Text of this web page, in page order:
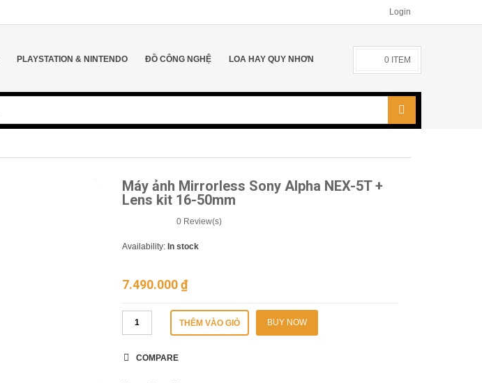
Login
PLAYSTATION & NINTENDO ĐỒ CÔNG NGHỆ LOA HAY QUY NHƠN 0 ITEM
Máy ảnh Mirrorless Sony Alpha NEX-5T +
Lens kit 16-50mm
0Review(s)
Availability: In stock
7.490.000₫
THÊM VÀO GIỎ BUY NOW
COMPARE